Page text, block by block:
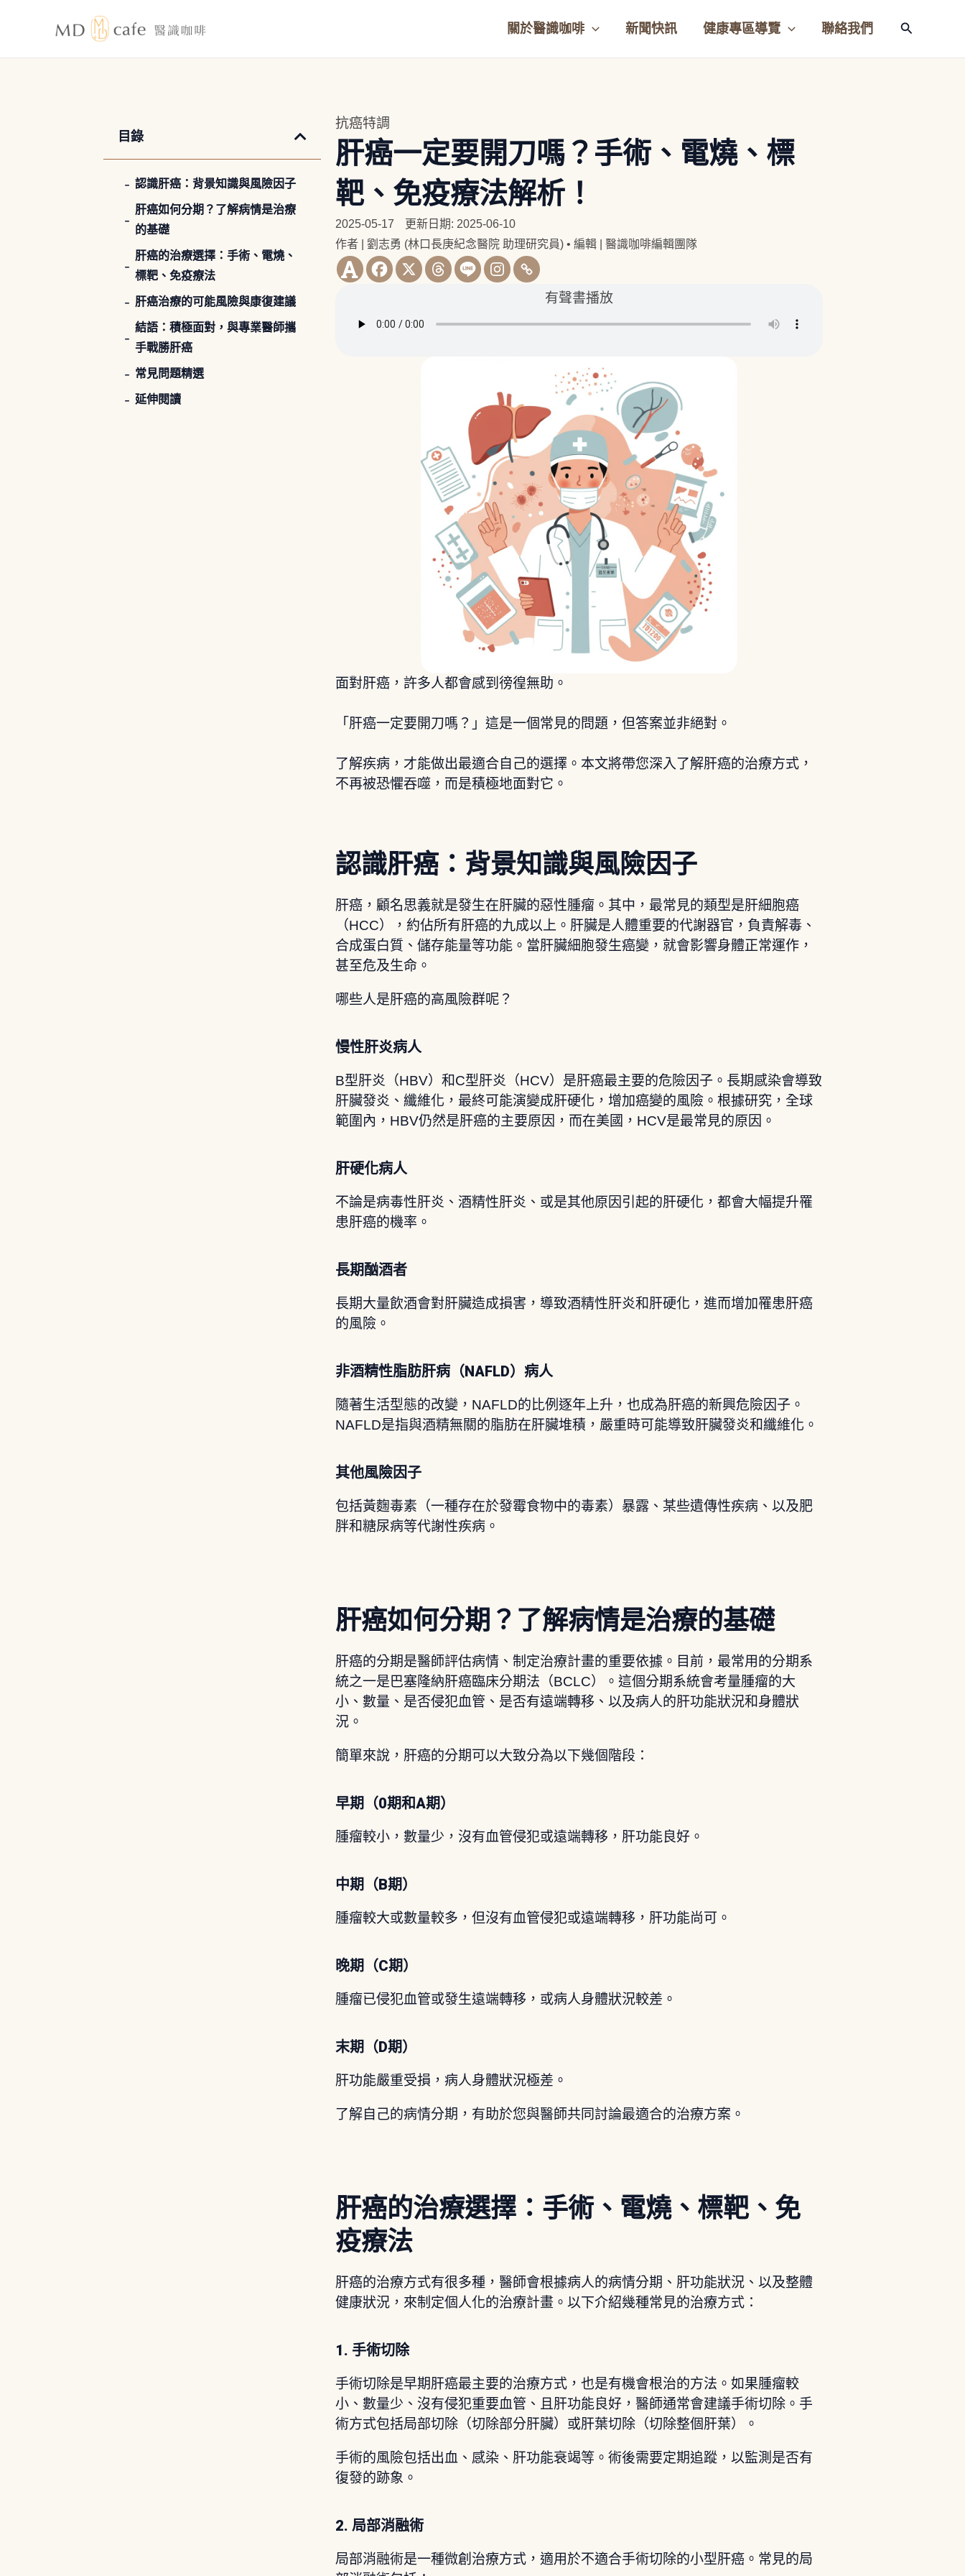
關於醫識咖啡 新聞快訊 健康專區導覽 聯絡我們
搜
目錄
認識肝癌：背景知識與風險因子
肝癌如何分期？了解病情是治療
的基礎
肝癌的治療選擇：手術、電燒、
標靶、免疫療法
肝癌治療的可能風險與康復建議
結語：積極面對，與專業醫師攜
手戰勝肝癌
常見問題精選
延伸閱讀
抗癌特調
肝癌一定要開刀嗎？手術、電燒、標
靶、免疫療法解析！
2025-05-17
更新日期: 2025-06-10
作者 | 劉志勇 (林口長庚紀念醫院 助理研究員)• 編輯 | 醫識咖啡編輯團隊
有聲書播放
面對肝癌，許多人都會感到徬徨無助。
「肝癌一定要開刀嗎？」這是一個常見的問題，但答案並非絕對。
了解疾病，才能做出最適合自己的選擇。本文將帶您深入了解肝癌的治療方式，
不再被恐懼吞噬，而是積極地面對它。
認識肝癌：背景知識與風險因子
肝癌，顧名思義就是發生在肝臟的惡性腫瘤。其中，最常見的類型是肝細胞癌
（HCC），約佔所有肝癌的九成以上。肝臟是人體重要的代謝器官，負責解毒、
合成蛋白質、儲存能量等功能。當肝臟細胞發生癌變，就會影響身體正常運作，
甚至危及生命。
哪些人是肝癌的高風險群呢？
慢性肝炎病人
B型肝炎（HBV）和C型肝炎（HCV）是肝癌最主要的危險因子。長期感染會導致
肝臟發炎、纖維化，最終可能演變成肝硬化，增加癌變的風險。根據研究，全球
範圍內，HBV仍然是肝癌的主要原因，而在美國，HCV是最常見的原因。
肝硬化病人
不論是病毒性肝炎、酒精性肝炎、或是其他原因引起的肝硬化，都會大幅提升罹
患肝癌的機率。
長期酗酒者
長期大量飲酒會對肝臟造成損害，導致酒精性肝炎和肝硬化，進而增加罹患肝癌
的風險。
非酒精性脂肪肝病（NAFLD）病人
隨著生活型態的改變，NAFLD的比例逐年上升，也成為肝癌的新興危險因子。
NAFLD是指與酒精無關的脂肪在肝臟堆積，嚴重時可能導致肝臟發炎和纖維化。
其他風險因子
包括黃麴毒素（一種存在於發霉食物中的毒素）暴露、某些遺傳性疾病、以及肥
胖和糖尿病等代謝性疾病。
肝癌如何分期？了解病情是治療的基礎
肝癌的分期是醫師評估病情、制定治療計畫的重要依據。目前，最常用的分期系
統之一是巴塞隆納肝癌臨床分期法（BCLC）。這個分期系統會考量腫瘤的大
小、數量、是否侵犯血管、是否有遠端轉移、以及病人的肝功能狀況和身體狀
況。
簡單來說，肝癌的分期可以大致分為以下幾個階段：
早期（0期和A期）
腫瘤較小，數量少，沒有血管侵犯或遠端轉移，肝功能良好。
中期（B期）
腫瘤較大或數量較多，但沒有血管侵犯或遠端轉移，肝功能尚可。
晚期（C期）
腫瘤已侵犯血管或發生遠端轉移，或病人身體狀況較差。
末期（D期）
肝功能嚴重受損，病人身體狀況極差。
了解自己的病情分期，有助於您與醫師共同討論最適合的治療方案。
肝癌的治療選擇：手術、電燒、標靶、免
疫療法
肝癌的治療方式有很多種，醫師會根據病人的病情分期、肝功能狀況、以及整體
健康狀況，來制定個人化的治療計畫。以下介紹幾種常見的治療方式：
1. 手術切除
手術切除是早期肝癌最主要的治療方式，也是有機會根治的方法。如果腫瘤較
小、數量少、沒有侵犯重要血管、且肝功能良好，醫師通常會建議手術切除。手
術方式包括局部切除（切除部分肝臟）或肝葉切除（切除整個肝葉）。
手術的風險包括出血、感染、肝功能衰竭等。術後需要定期追蹤，以監測是否有
復發的跡象。
2. 局部消融術
局部消融術是一種微創治療方式，適用於不適合手術切除的小型肝癌。常見的局